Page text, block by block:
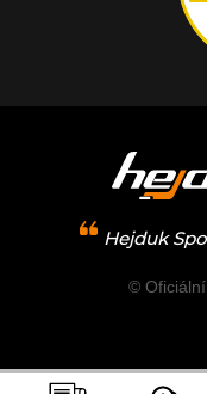
Hejduk
© Oficiální